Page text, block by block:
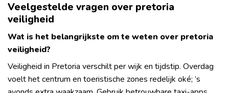
Veelgestelde vragen over pretoria
veiligheid
Wat is het belangrijkste om te weten over pretoria
veiligheid?
Veiligheid in Pretoria verschilt per wijk en tijdstip. Overdag
voelt het centrum en toeristische zones redelijk oké; ’s